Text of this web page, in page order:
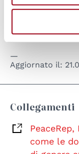
Aggiornato il:
Collegamenti
come le